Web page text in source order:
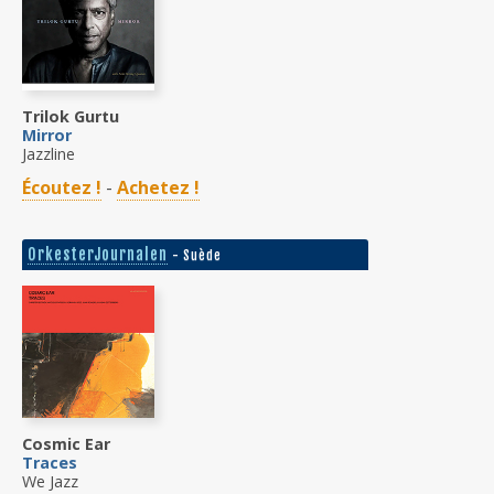
Trilok Gurtu
Mirror
Jazzline
Écoutez ! - Achetez !
OrkesterJournalen - Suède
Cosmic Ear
Traces
We Jazz